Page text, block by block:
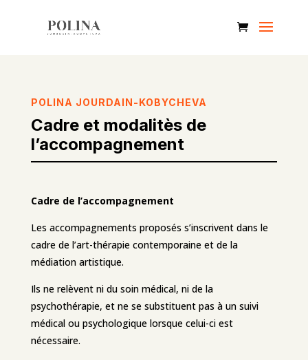
POLINA JOURDAIN-KOBYCHEVA
Cadre et modalitès de
l’accompagnement
Cadre de l’accompagnement
Les accompagnements proposés s’inscrivent dans le
cadre de l’art-thérapie contemporaine et de la
médiation artistique.
Ils ne relèvent ni du soin médical, ni de la
psychothérapie, et ne se substituent pas à un suivi
médical ou psychologique lorsque celui-ci est
nécessaire.